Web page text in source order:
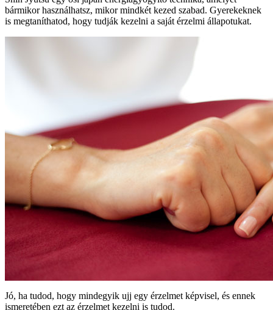
bármikor használhatsz, mikor mindkét kezed szabad. Gyerekeknek
is megtaníthatod, hogy tudják kezelni a saját érzelmi állapotukat.
Jó, ha tudod, hogy mindegyik ujj egy érzelmet képvisel, és ennek
ismeretében ezt az érzelmet kezelni is tudod.